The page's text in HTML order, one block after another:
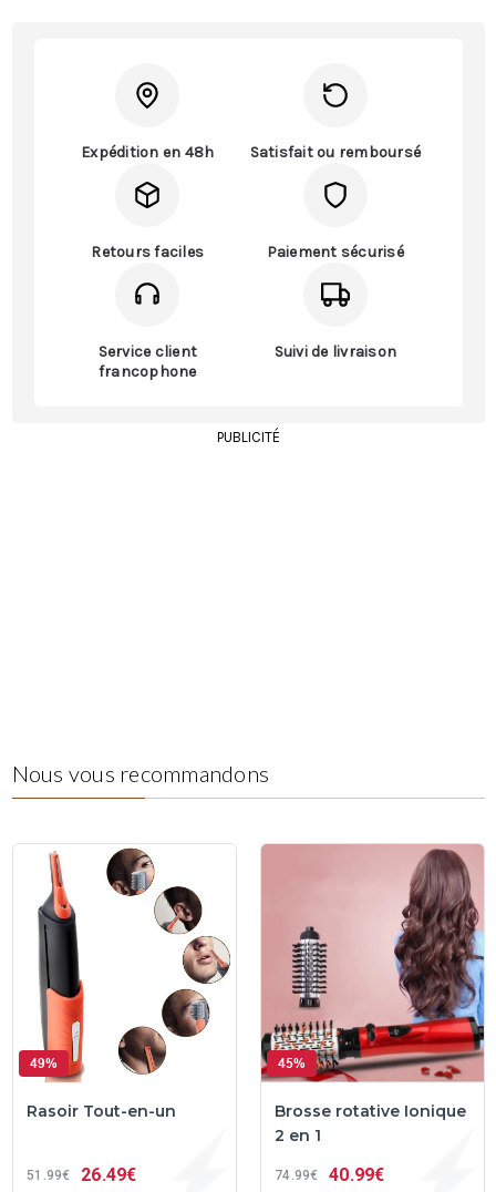
Expédition en 48h Satisfait ou remboursé
Retours faciles Paiement sécurisé
Service client
francophone
Suivi de livraison
PUBLICITÉ
Nous vous recommandons
49%
Rasoir Tout-en-un
51 99€ 26 49€
45%
Brosse rotative Ionique
2 en 1
74 99€ 40 99€